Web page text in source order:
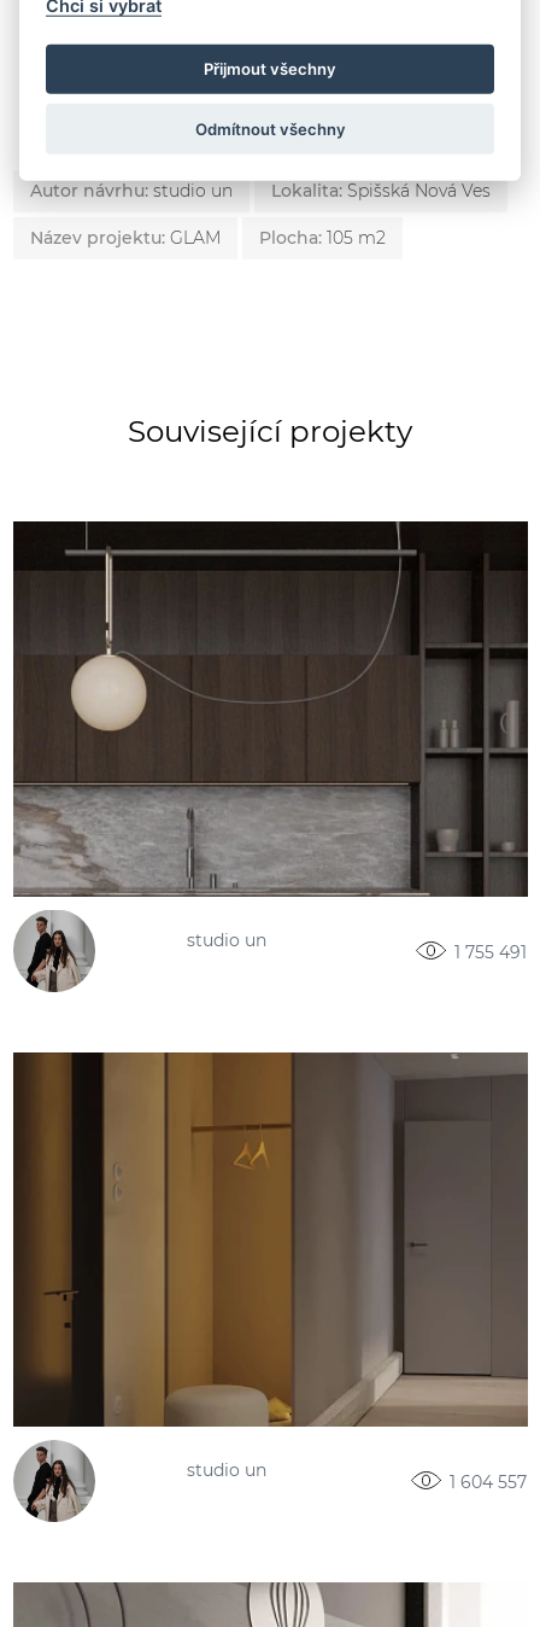
Autor návrhu:studio un Lokalita:Spišská Nová Ves
Název projektu:GLAM Plocha:105 m2
Související projekty
studio un
1 755 491
studio un
1 604 557
Chci si vybrat
Přijmout všechny
Odmítnout všechny